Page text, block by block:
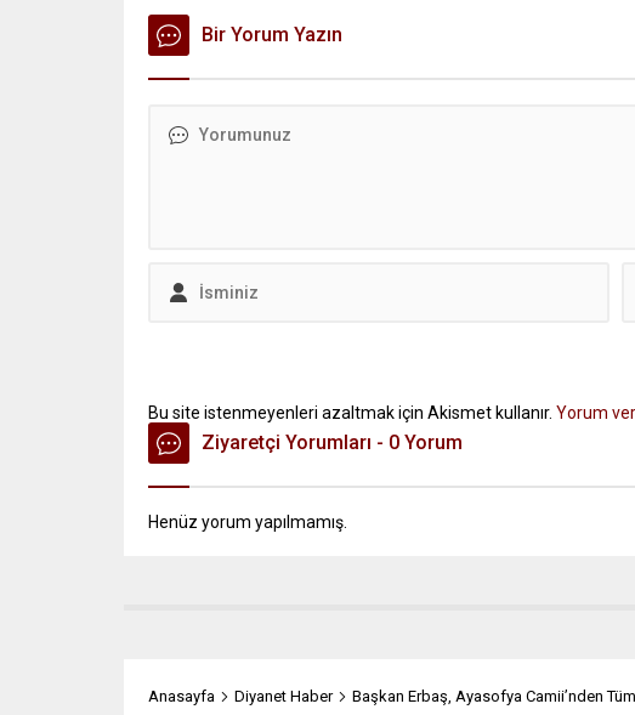
Bir Yorum Yazın
Bu site istenmeyenleri azaltmak için Akismet kullanır. Yorum
Ziyaretçi Yorumları - 0 Yorum
Henüz yorum yapılmamış.
Anasayfa Diyanet Haber Başkan Erbaş, Ayasofya Camii’nden